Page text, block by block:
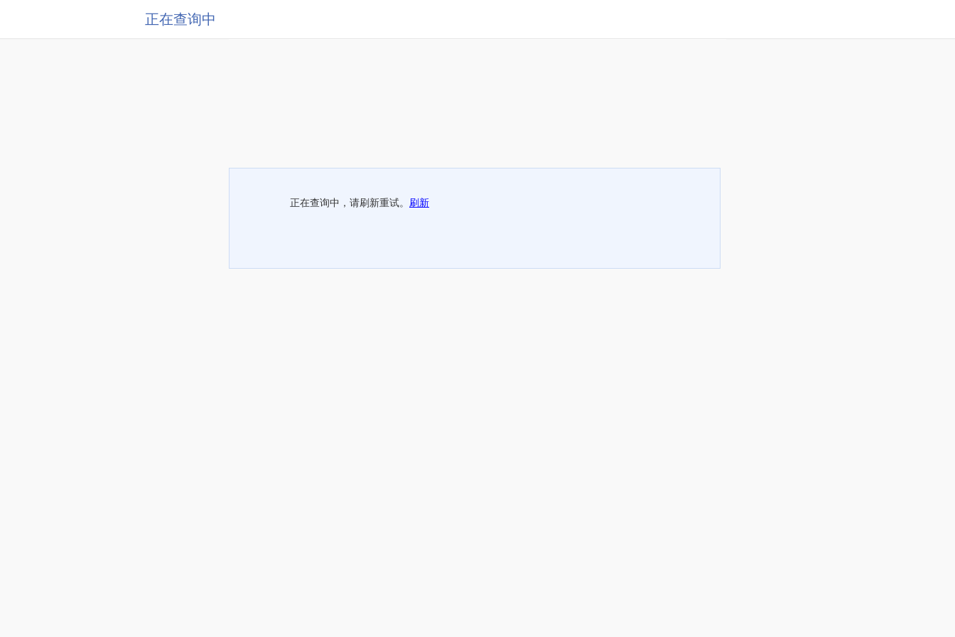
正在查询中
正在查询中，请刷新重试。 刷新